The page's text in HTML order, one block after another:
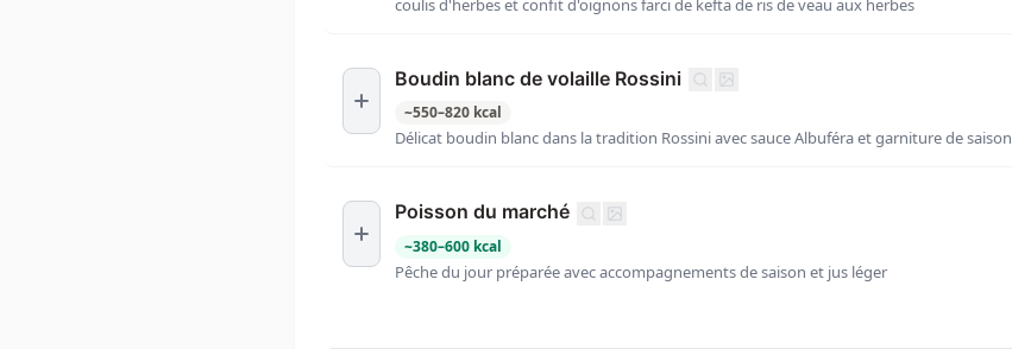
Boudin blanc de volaille Rossini
~550–820 kcal
Délicat boudin blanc dans la tradition Rossini avec sauce Albuféra et garniture de saison
Poisson du marché
~380–600 kcal
Pêche du jour préparée avec accompagnements de saison et jus léger